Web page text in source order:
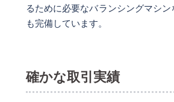
るために必要なバランシングマシ
も完備しています。
確かな取引実績